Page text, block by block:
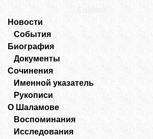
Новости
События
Биография
Документы
Сочинения
Именной указатель
Рукописи
О Шаламове
Воспоминания
Исследования